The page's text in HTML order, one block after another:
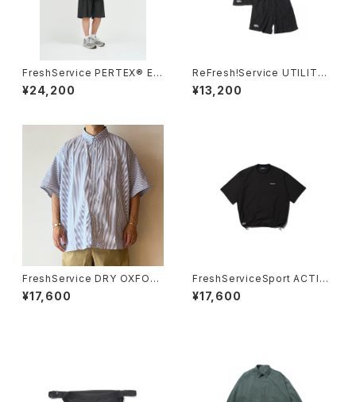
FreshService PERTEX® EQ
UILIBRIUM EASY SHORTS
¥24,200
ReFresh!Service UTILITY
PILE SET-UP
¥13,200
FreshService DRY OXFOR
D CORPORATE S/S B.D SHI
RT
¥17,600
FreshServiceSport ACTIVE
DRY MESH PULLOVER
¥17,600